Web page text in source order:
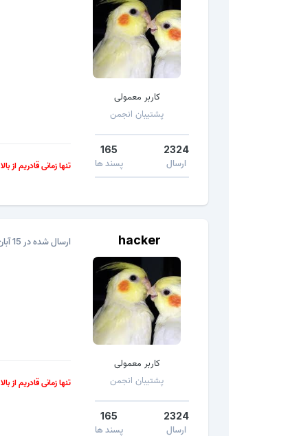
کاربر معمولی
پشتیبان انجمن
2324
ارسال
165
پسند ها تنها زمانی قادریم از
hacker
کاربر معمولی
پشتیبان انجمن
2324
ارسال
165
پسند ها
ارسال شده در 15 آبان، 2017
تنها زمانی قادریم از